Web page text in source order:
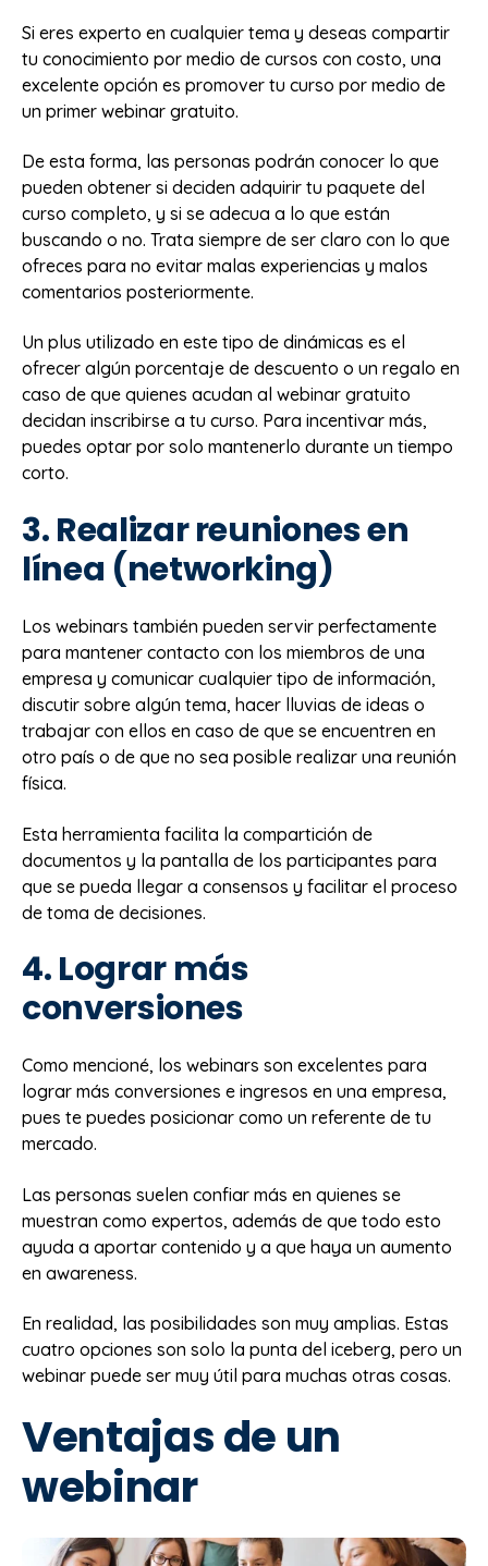
Si eres experto en cualquier tema y deseas compartir
tu conocimiento por medio de cursos con costo, una
excelente opción es promover tu curso por medio de
un primer webinar gratuito.
De esta forma, las personas podrán conocer lo que
pueden obtener si deciden adquirir tu paquete del
curso completo, y si se adecua a lo que están
buscando o no. Trata siempre de ser claro con lo que
ofreces para no evitar malas experiencias y malos
comentarios posteriormente.
Un plus utilizado en este tipo de dinámicas es el
ofrecer algún porcentaje de descuento o un regalo en
caso de que quienes acudan al webinar gratuito
decidan inscribirse a tu curso. Para incentivar más,
puedes optar por solo mantenerlo durante un tiempo
corto.
3. Realizar reuniones en
línea (networking)
Los webinars también pueden servir perfectamente
para mantener contacto con los miembros de una
empresa y comunicar cualquier tipo de información,
discutir sobre algún tema, hacer lluvias de ideas o
trabajar con ellos en caso de que se encuentren en
otro país o de que no sea posible realizar una reunión
física.
Esta herramienta facilita la compartición de
documentos y la pantalla de los participantes para
que se pueda llegar a consensos y facilitar el proceso
de toma de decisiones.
4. Lograr más
conversiones
Como mencioné, los webinars son excelentes para
lograr más conversiones e ingresos en una empresa,
pues te puedes posicionar como un referente de tu
mercado.
Las personas suelen confiar más en quienes se
muestran como expertos, además de que todo esto
ayuda a aportar contenido y a que haya un aumento
en awareness.
En realidad, las posibilidades son muy amplias. Estas
cuatro opciones son solo la punta del iceberg, pero un
webinar puede ser muy útil para muchas otras cosas.
Ventajas de un
webinar